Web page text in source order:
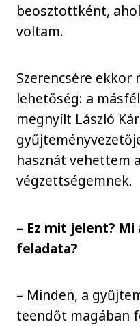
beosztottként,
voltam.
Szerencsére
lehetőség: a
megnyílt László
hasznát vehettem
végzettségemnek.
– Ez mit jelent?
feladata?
– Minden, a
teendőt magában